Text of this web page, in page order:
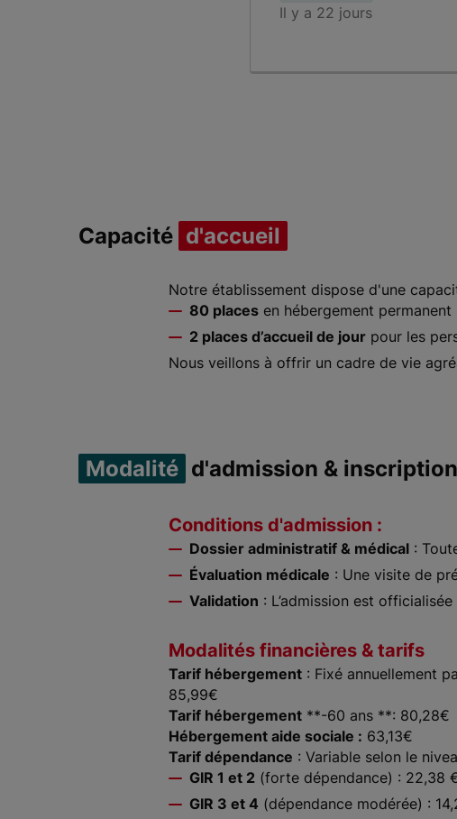
Il y a 22 jours
Capacité d'accueil
Notre établissement dispose d'une
80 places en hébergement permanent
2 places d’accueil de jour pour les
Nous veillons à offrir un cadre de vie
Modalité d'admission & inscription
Conditions d'admission :
Dossier administratif & médical :
Évaluation médicale : Une visite de
Validation : L’admission est
Modalités financières & tarifs
Tarif hébergement : Fixé annuellement
85,99€
Tarif hébergement **-60 ans **: 80,28€
Hébergement aide sociale : 63,13€
Tarif dépendance : Variable selon le
GIR 1 et 2 (forte dépendance) : 22,38
GIR 3 et 4 (dépendance modérée) :